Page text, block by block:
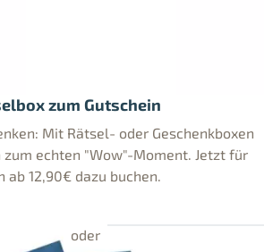
zum Gutschein
Mit Rätsel- oder Geschenkboxen
zum echten "Wow"-Moment. Jetzt für
ab 12,90€ dazu buchen.